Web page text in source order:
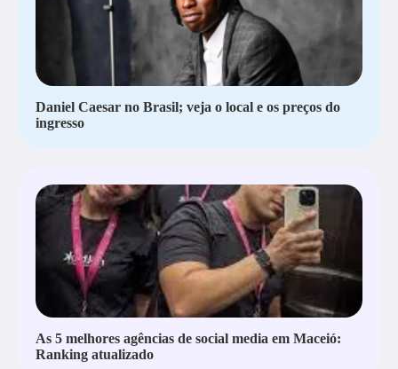
Daniel Caesar no Brasil; veja o local e os preços do
ingresso
As 5 melhores agências de social media em Maceió:
Ranking atualizado